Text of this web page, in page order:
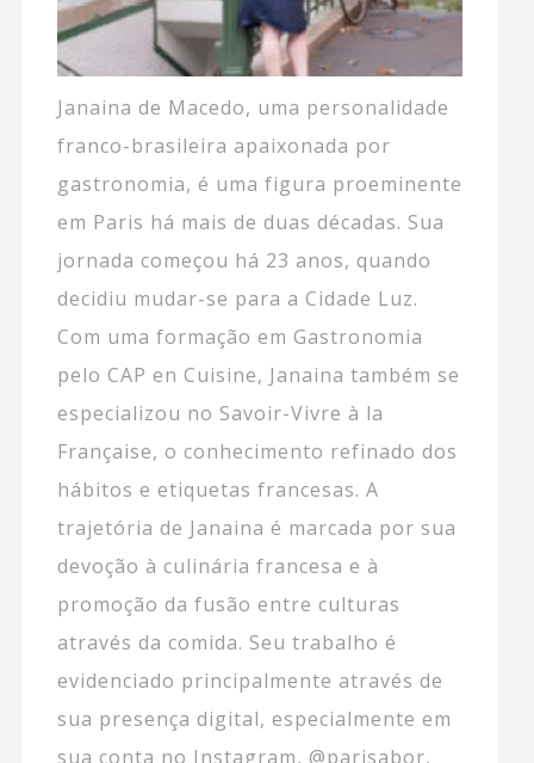
Janaina de Macedo, uma personalidade
franco-brasileira apaixonada por
gastronomia, é uma figura proeminente
em Paris há mais de duas décadas. Sua
jornada começou há 23 anos, quando
decidiu mudar-se para a Cidade Luz.
Com uma formação em Gastronomia
pelo CAP en Cuisine, Janaina também se
especializou no Savoir-Vivre à la
Française, o conhecimento refinado dos
hábitos e etiquetas francesas. A
trajetória de Janaina é marcada por sua
devoção à culinária francesa e à
promoção da fusão entre culturas
através da comida. Seu trabalho é
evidenciado principalmente através de
sua presença digital, especialmente em
sua conta no Instagram, @parisabor,